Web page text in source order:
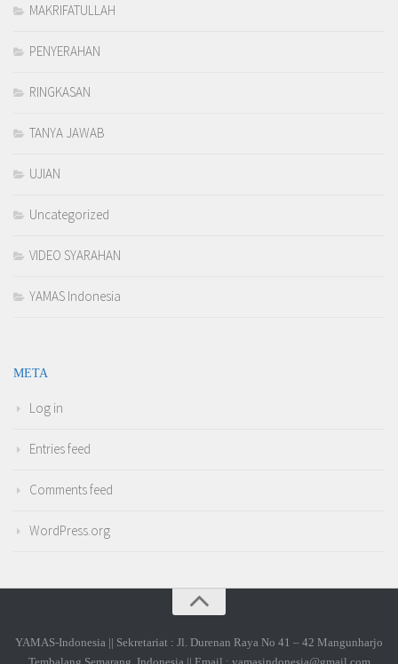
MAKRIFATULLAH
PENYERAHAN
RINGKASAN
TANYA JAWAB
UJIAN
Uncategorized
VIDEO SYARAHAN
YAMAS Indonesia
META
Log in
Entries feed
Comments feed
WordPress.org
YAMAS-Indonesia || Sekretariat : Jl. Durenan Raya No 41 – 42 Mangunharjo